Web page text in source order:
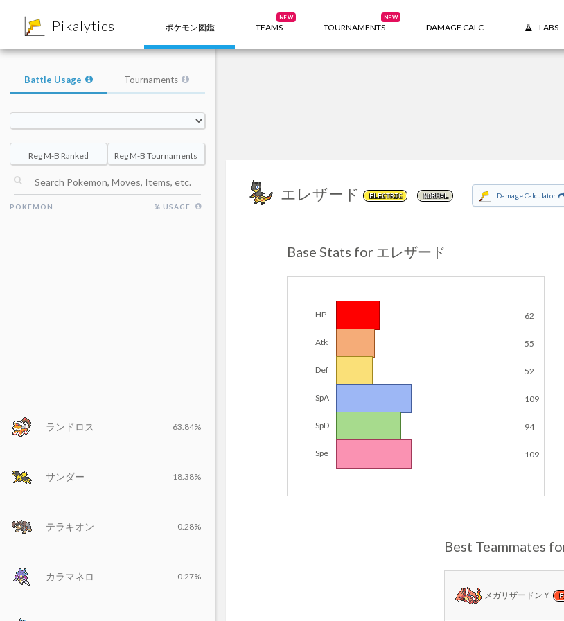
Pikalytics ポケモン図鑑 TEAMS
NEW
TOURNAMENTS
NEW
DAMAGE CALC LABS
エレザード ELECTRIC NORMAL Damage Calculator
Base Stats for エレザード
HP 62
Atk 55
Def 52
SpA 109
SpD 94
Spe 109
Best Teammates
メガリザードンＹ
Battle Usage Tournaments
Reg M-B Ranked Reg M-B Tournaments
POKEMON % USAGE
ランドロス 63.84%
サンダー 18.38%
テラキオン 0.28%
カラマネロ 0.27%